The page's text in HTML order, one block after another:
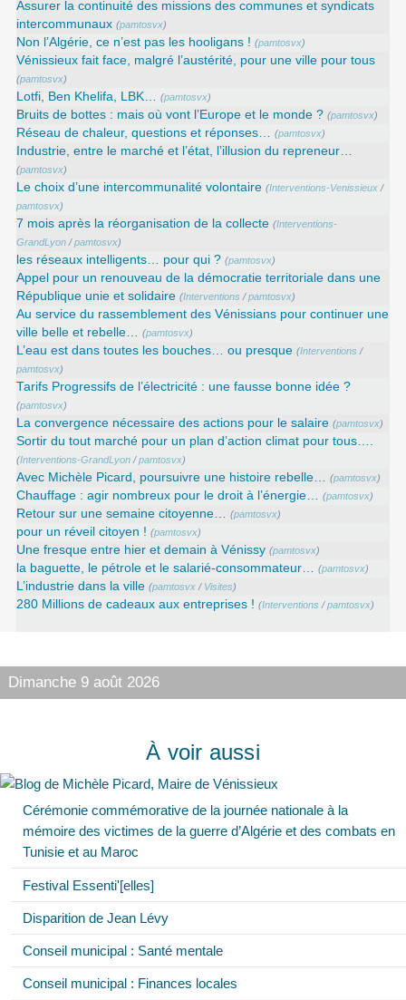
Assurer la continuité des missions des communes et syndicats
intercommunaux (pamtosvx)
Non l’Algérie, ce n’est pas les hooligans ! (pamtosvx)
Vénissieux fait face, malgré l’austérité, pour une ville pour tous
(pamtosvx)
Lotfi, Ben Khelifa, LBK… (pamtosvx)
Bruits de bottes : mais où vont l’Europe et le monde ? (pamtosvx)
Réseau de chaleur, questions et réponses… (pamtosvx)
Industrie, entre le marché et l’état, l’illusion du repreneur…
(pamtosvx)
Le choix d’une intercommunalité volontaire (Interventions-Venissieux /
pamtosvx)
7 mois après la réorganisation de la collecte (Interventions-
GrandLyon /pamtosvx)
les réseaux intelligents… pour qui ? (pamtosvx)
Appel pour un renouveau de la démocratie territoriale dans une
République unie et solidaire (Interventions /pamtosvx)
Au service du rassemblement des Vénissians pour continuer une
ville belle et rebelle…
(pamtosvx)
L’eau est dans toutes les bouches… ou presque (Interventions /
pamtosvx)
Tarifs Progressifs de l’électricité : une fausse bonne idée ?
(pamtosvx)
La convergence nécessaire des actions pour le salaire (pamtosvx)
Sortir du tout marché pour un plan d’action climat pour tous….
(Interventions-GrandLyon /pamtosvx)
Avec Michèle Picard, poursuivre une histoire rebelle… (pamtosvx)
Chauffage : agir nombreux pour le droit à l’énergie… (pamtosvx)
Retour sur une semaine citoyenne… (pamtosvx)
pour un réveil citoyen ! (pamtosvx)
Une fresque entre hier et demain à Vénissy (pamtosvx)
la baguette, le pétrole et le salarié-consommateur… (pamtosvx)
L’industrie dans la ville (pamtosvx / Visites)
280 Millions de cadeaux aux entreprises ! (Interventions /pamtosvx)
Dimanche 9 août 2026
À voir aussi
Cérémonie commémorative de la journée nationale à la
mémoire des victimes de la guerre d’Algérie et des combats en
Tunisie et au Maroc
Festival Essenti'[elles]
Disparition de Jean Lévy
Conseil municipal : Santé mentale
Conseil municipal : Finances locales